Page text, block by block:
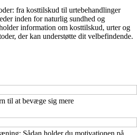
fra kosttilskud til urtebehandlinger
inden for naturlig sundhed og
information om kosttilskud, urter og
der kan understøtte dit velbefindende.
til at bevæge sig mere
Sådan holder du motivationen på